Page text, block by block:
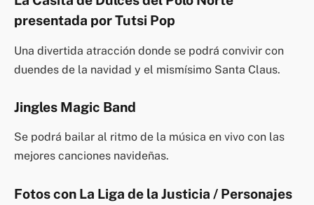
presentada por Tutsi Pop
Una divertida atracción donde se podrá convivir con
duendes de la navidad y el mismísimo Santa Claus.
Jingles Magic Band
Se podrá bailar al ritmo de la música en vivo con las
mejores canciones navideñas.
Fotos con La Liga de la Justicia / Personajes